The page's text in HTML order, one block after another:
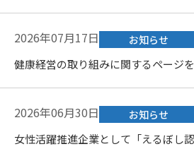
2026年07月17日 お知らせ
健康経営の取り組みに関するページ
2026年06月30日 お知らせ
女性活躍推進企業として「えるぼし